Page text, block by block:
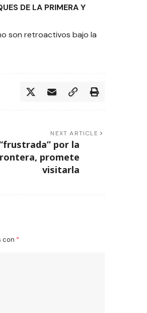
DE LA PRIMERA Y
son retroactivos bajo la
NEXT ARTICLE
por la
promete
visitarla
con *